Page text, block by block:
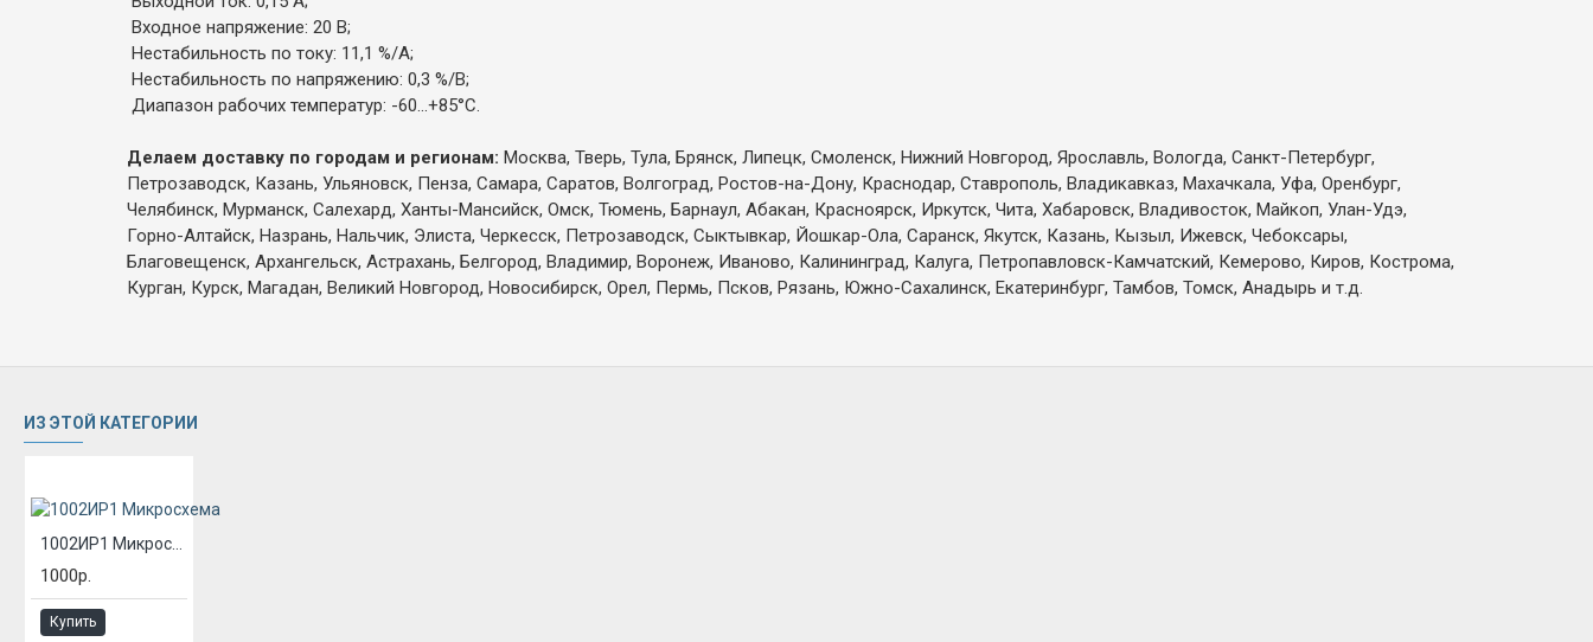
Входное напряжение: 20 В;
Нестабильность по току: 11,1 %/А;
Нестабильность по напряжению: 0,3 %/В;
Диапазон рабочих температур: -60...+85°С.
Делаем доставку по городам и регионам: Москва, Тверь, Тула, Брянск, Липецк, Смоленск, Нижний Новгород, Ярославль, Вологда, Санкт-Петербург,
Петрозаводск, Казань, Ульяновск, Пенза, Самара, Саратов, Волгоград, Ростов-на-Дону, Краснодар, Ставрополь, Владикавказ, Махачкала, Уфа, Оренбург,
Челябинск, Мурманск, Салехард, Ханты-Мансийск, Омск, Тюмень, Барнаул, Абакан, Красноярск, Иркутск, Чита, Хабаровск, Владивосток, Майкоп, Улан-Удэ,
Горно-Алтайск, Назрань, Нальчик, Элиста, Черкесск, Петрозаводск, Сыктывкар, Йошкар-Ола, Саранск, Якутск, Казань, Кызыл, Ижевск, Чебоксары,
Благовещенск, Архангельск, Астрахань, Белгород, Владимир, Воронеж, Иваново, Калининград, Калуга, Петропавловск-Камчатский, Кемерово, Киров, Кострома,
Курган, Курск, Магадан, Великий Новгород, Новосибирск, Орел, Пермь, Псков, Рязань, Южно-Сахалинск, Екатеринбург, Тамбов, Томск, Анадырь и т.д.
ИЗ ЭТОЙ КАТЕГОРИИ
1000р.
Купить